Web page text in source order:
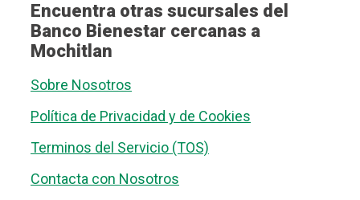
Encuentra otras sucursales del
Banco Bienestar cercanas a
Mochitlan
Sobre Nosotros
Política de Privacidad y de Cookies
Terminos del Servicio (TOS)
Contacta con Nosotros